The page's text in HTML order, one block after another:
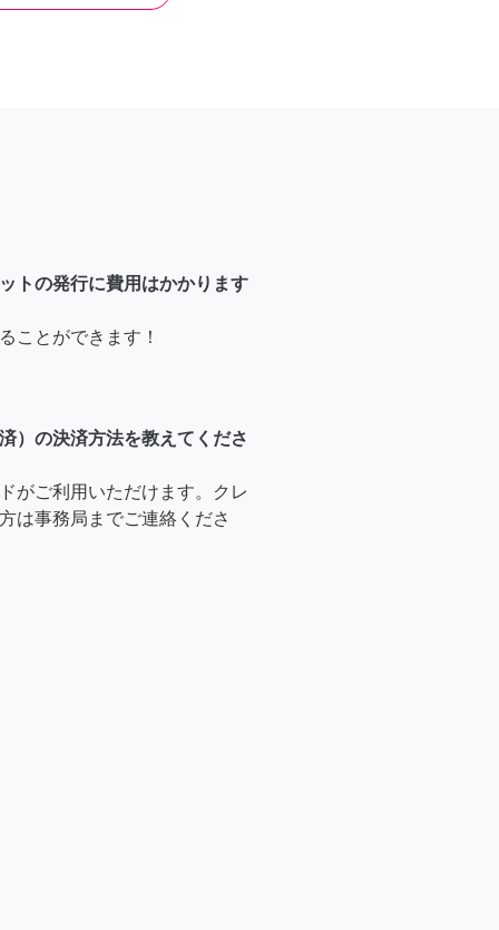
トの発行に費用はかかります
ことができます！
）の決済方法を教えてくださ
がご利用いただけます。クレ
は事務局までご連絡くださ